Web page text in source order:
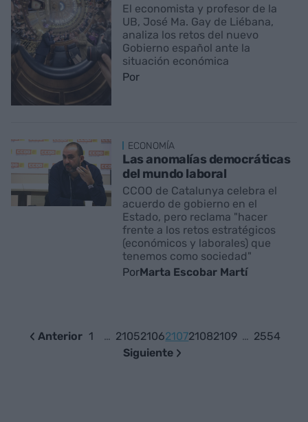
El economista y profesor de la
UB, José Ma. Gay de Liébana,
analiza los retos del nuevo
Gobierno español ante la
situación económica
Por
ECONOMÍA
Las anomalías democráticas
del mundo laboral
CCOO de Catalunya celebra el
acuerdo de gobierno en el
Estado, pero reclama "hacer
frente a los retos estratégicos
(económicos y laborales) que
tenemos como sociedad"
PorMarta Escobar Martí
Anterior 1 … 21052106210721082109 … 2554
Siguiente